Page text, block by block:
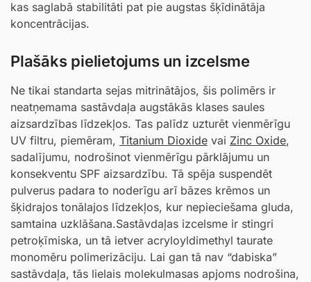
kas saglabā stabilitāti pat pie augstas šķīdinātāja
koncentrācijas.
Plašāks pielietojums un izcelsme
Ne tikai standarta sejas mitrinātājos, šis polimērs ir
neatņemama sastāvdaļa augstākās klases saules
aizsardzības līdzekļos. Tas palīdz uzturēt vienmērīgu
UV filtru, piemēram, Titanium Dioxide vai Zinc Oxide,
sadalījumu, nodrošinot vienmērīgu pārklājumu un
konsekventu SPF aizsardzību. Tā spēja suspendēt
pulverus padara to noderīgu arī bāzes krēmos un
šķidrajos tonālajos līdzekļos, kur nepieciešama gluda,
samtaina uzklāšana.Sastāvdaļas izcelsme ir stingri
petroķīmiska, un tā ietver acryloyldimethyl taurate
monomēru polimerizāciju. Lai gan tā nav “dabiska”
sastāvdaļa, tās lielais molekulmasas apjoms nodrošina,